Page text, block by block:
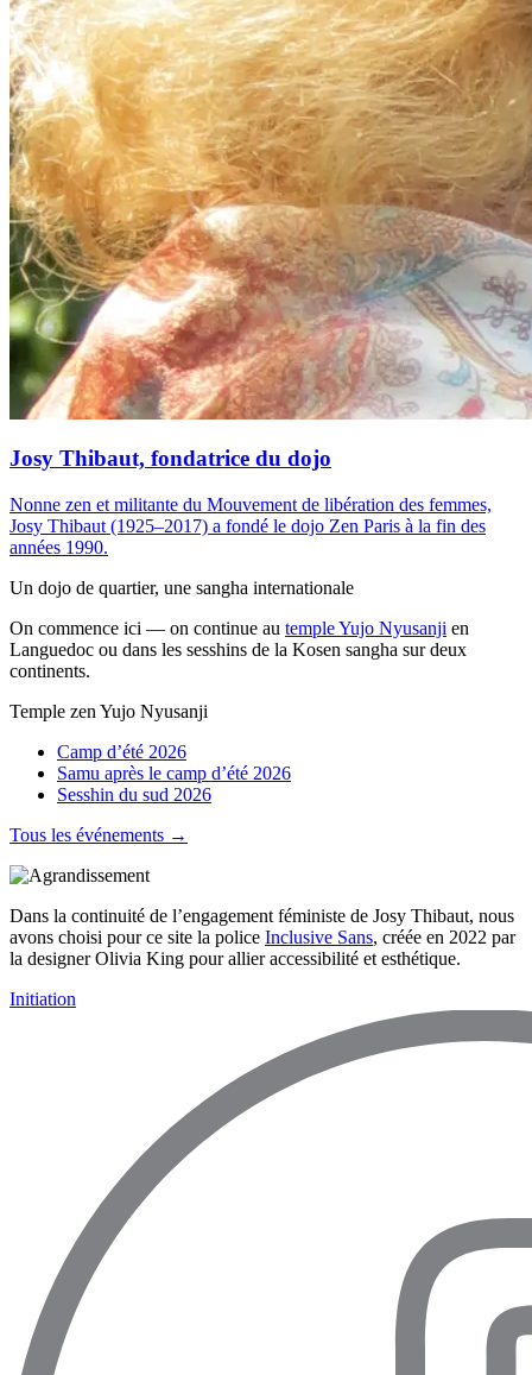
Josy Thibaut, fondatrice du dojo
Nonne zen et militante du Mouvement de libération des femmes,
Josy Thibaut (1925–2017) a fondé le dojo Zen Paris à la fin des
années 1990.
Un dojo de quartier, une sangha internationale
On commence ici — on continue au temple Yujo Nyusanji en
Languedoc ou dans les sesshins de la Kosen sangha sur deux
continents.
Temple zen Yujo Nyusanji
Camp d’été 2026
Samu après le camp d’été 2026
Sesshin du sud 2026
Tous les événements →
Dans la continuité de l’engagement féministe de Josy Thibaut, nous
avons choisi pour ce site la police Inclusive Sans, créée en 2022 par
la designer Olivia King pour allier accessibilité et esthétique.
Initiation